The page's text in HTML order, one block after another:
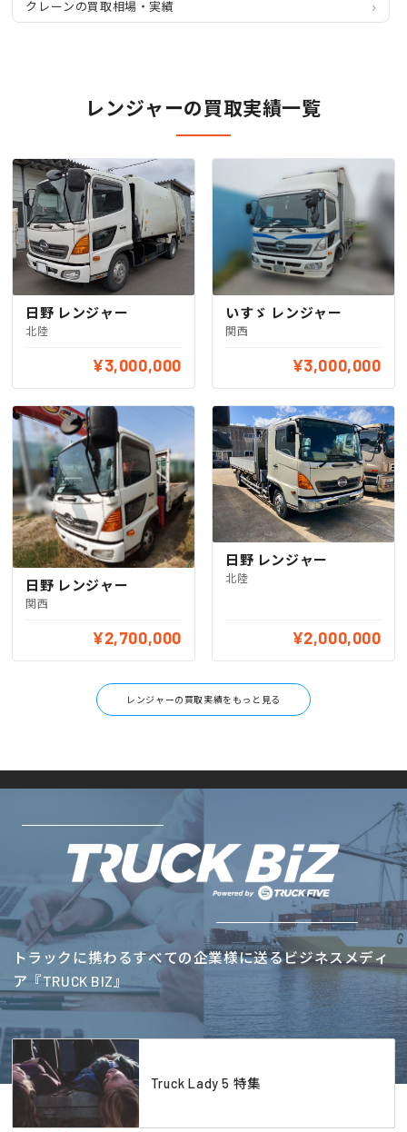
クレーンの買取相場・実績
レンジャーの買取実績一覧
日野 レンジャー
北陸
¥3,000,000
いすゞ レンジャー
関西
¥3,000,000
日野 レンジャー
関西
¥2,700,000
日野 レンジャー
北陸
¥2,000,000
レンジャーの買取実績をもっと見る
トラックに携わるすべての企業様に送るビジネスメディ
ア『TRUCK BIZ』
Truck Lady 5 特集